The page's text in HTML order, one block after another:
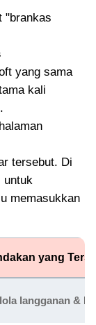
"brankas
yang sama
kali
tersebut. Di
untuk
memasukkan
yang
langganan &